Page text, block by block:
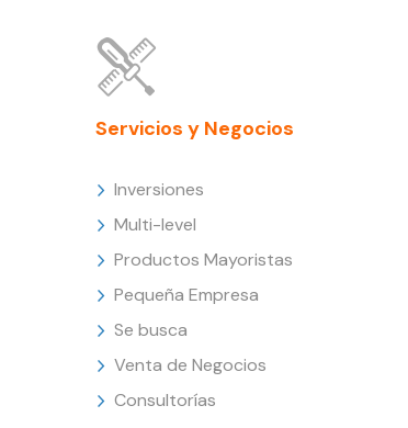
Servicios y Negocios
Inversiones
Multi-level
Productos Mayoristas
Pequeña Empresa
Se busca
Venta de Negocios
Consultorías